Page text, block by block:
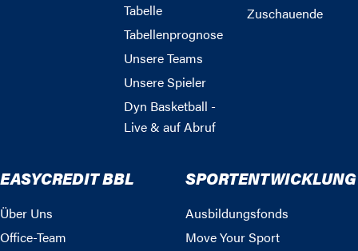
Tabelle
Tabellenprognose
Unsere Teams
Unsere Spieler
Dyn Basketball -
Live & auf Abruf
Zuschauende
EASYCREDIT BBL
Über Uns
Office-Team
SPORTENTWICKLUNG
Ausbildungsfonds
Move Your Sport